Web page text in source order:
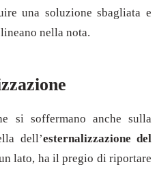
una soluzione sbagliata e
nella nota.
si soffermano anche sulla
dell’esternalizzazione del
lato, ha il pregio di riportare